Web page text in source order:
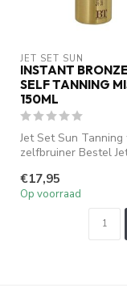
JET SET SUN
INSTANT
SELF TANNING
150ML
Jet Set Sun Tanning
zelfbruiner Bestel
€17,95
Op voorraad